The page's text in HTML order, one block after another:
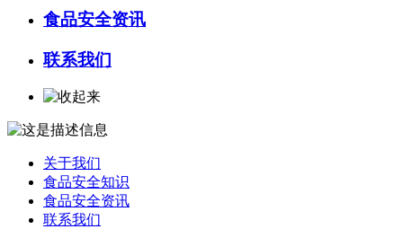
食品安全资讯
联系我们
关于我们
食品安全知识
食品安全资讯
联系我们